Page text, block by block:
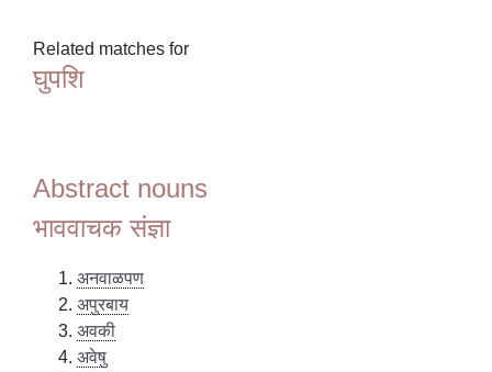
Related matches for
घुपशि
Abstract nouns
भाववाचक संज्ञा
अनवाळपण
अपुरबाय
अवकी
अवेषु